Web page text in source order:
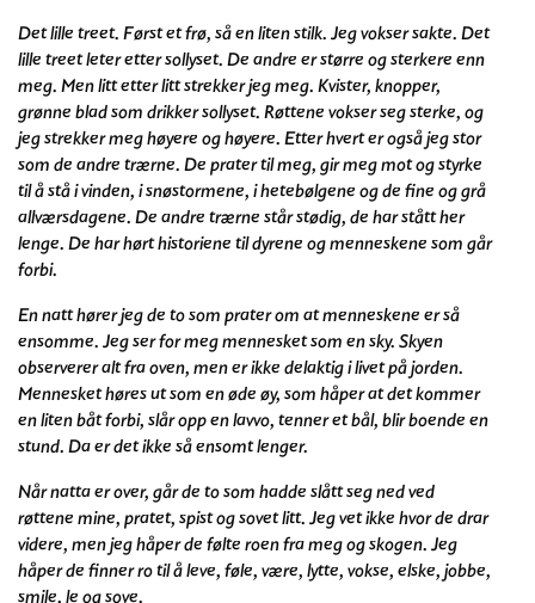
Det lille treet. Først et frø, så en liten stilk. Jeg vokser sakte. Det
lille treet leter etter sollyset. De andre er større og sterkere enn
meg. Men litt etter litt strekker jeg meg. Kvister, knopper,
grønne blad som drikker sollyset. Røttene vokser seg sterke, og
jeg strekker meg høyere og høyere. Etter hvert er også jeg stor
som de andre trærne. De prater til meg, gir meg mot og styrke
til å stå i vinden, i snøstormene, i hetebølgene og de fine og grå
allværsdagene. De andre trærne står stødig, de har stått her
lenge. De har hørt historiene til dyrene og menneskene som går
forbi.
En natt hører jeg de to som prater om at menneskene er så
ensomme. Jeg ser for meg mennesket som en sky. Skyen
observerer alt fra oven, men er ikke delaktig i livet på jorden.
Mennesket høres ut som en øde øy, som håper at det kommer
en liten båt forbi, slår opp en lavvo, tenner et bål, blir boende en
stund. Da er det ikke så ensomt lenger.
Når natta er over, går de to som hadde slått seg ned ved
røttene mine, pratet, spist og sovet litt. Jeg vet ikke hvor de drar
videre, men jeg håper de følte roen fra meg og skogen. Jeg
håper de finner ro til å leve, føle, være, lytte, vokse, elske, jobbe,
smile, le og sove.